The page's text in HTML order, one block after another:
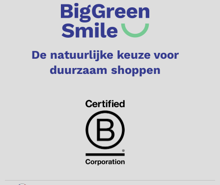
De natuurlijke keuze voor
duurzaam shoppen